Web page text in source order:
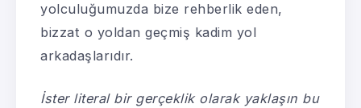
yolculuğumuzda bize rehberlik eden,
bizzat o yoldan geçmiş kadim yol
arkadaşlarıdır.
İster literal bir gerçeklik olarak yaklaşın bu